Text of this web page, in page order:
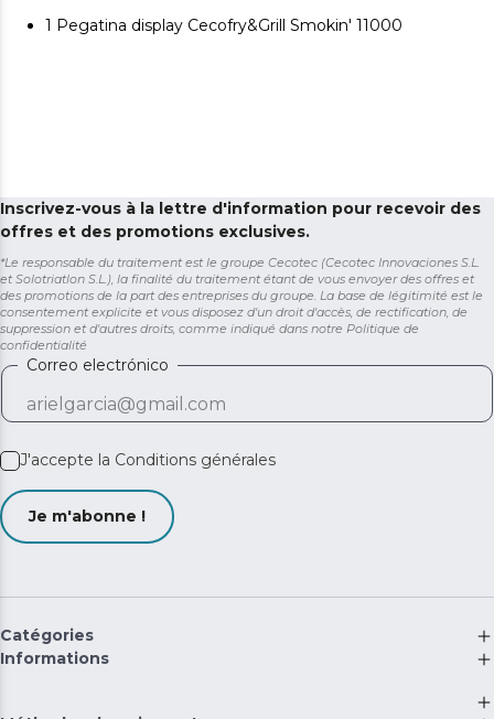
1 Pegatina display Cecofry&Grill Smokin' 11000
Inscrivez-vous à la lettre d'information pour recevoir des
offres et des promotions exclusives.
*Le responsable du traitement est le groupe Cecotec (Cecotec Innovaciones S.L.
et Solotriatlon S.L.), la finalité du traitement étant de vous envoyer des offres et
des promotions de la part des entreprises du groupe. La base de légitimité est le
consentement explicite et vous disposez d'un droit d'accès, de rectification, de
suppression et d'autres droits, comme indiqué dans notre Politique de
confidentialité
Correo electrónico
J'accepte la Conditions générales
Je m'abonne !
Catégories
Informations